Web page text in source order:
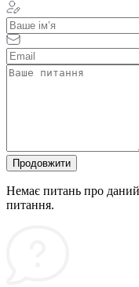
Продовжити
Немає питань про даний
питання.